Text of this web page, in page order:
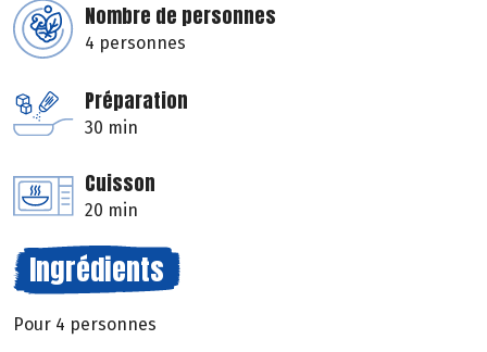
Nombre de personnes
4 personnes
Préparation
30 min
Cuisson
20 min
Ingrédients
Pour 4 personnes